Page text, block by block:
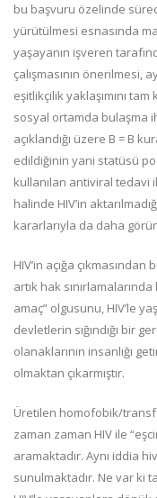
bu başvuru özelinde
yürütülmesi esnasında
yaşayanın işveren
çalışmasının önerilmesi,
eşitlikçilik yaklaşımını
sosyal ortamda bulaşma
açıklandığı üzere B = B
edildiğinin yani statüsü
kullanılan antiviral tedavi
halinde HIV’in
kararlarıyla da daha
HIV’in açığa
artık hak
amaç” olgusunu, HIV’le
devletlerin sığındığı bir
olanaklarının insanlığı
olmaktan çıkarmıştır.
Üretilen homofobik/
zaman zaman HIV ile
aramaktadır. Aynı iddia
sunulmaktadır. Ne var ki